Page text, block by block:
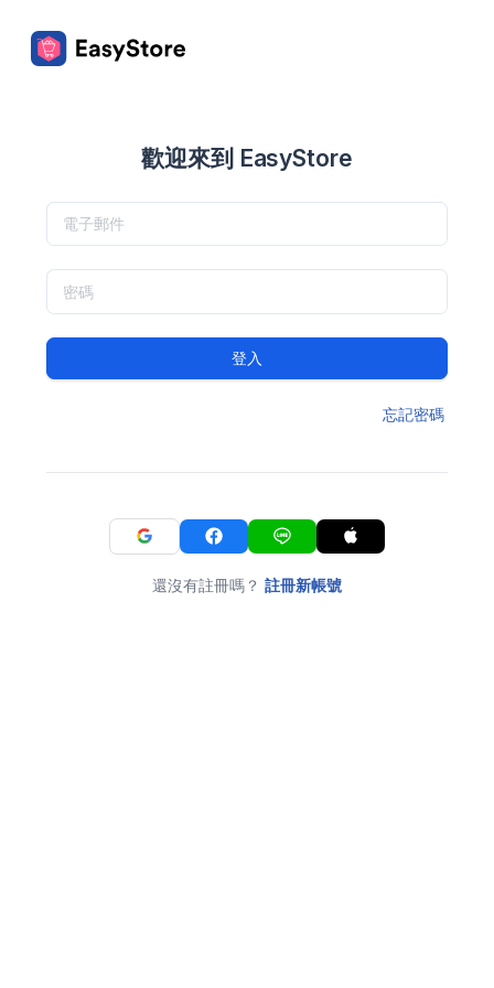
歡迎來到 EasyStore
登入
忘記密碼
還沒有註冊嗎？ 註冊新帳號